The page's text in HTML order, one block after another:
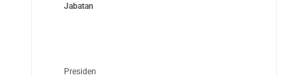
Jabatan
Presiden